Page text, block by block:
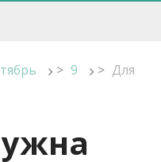
> 9 > Для